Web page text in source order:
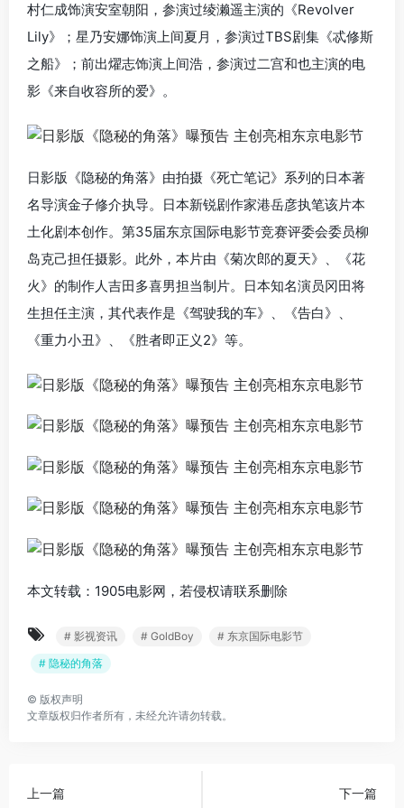
村仁成饰演安室朝阳，参演过绫濑遥主演的《Revolver
Lily》；星乃安娜饰演上间夏月，参演过TBS剧集《忒修斯
之船》；前出燿志饰演上间浩，参演过二宫和也主演的电
影《来自收容所的爱》。
日影版《隐秘的角落》由拍摄《死亡笔记》系列的日本著
名导演金子修介执导。日本新锐剧作家港岳彦执笔该片本
土化剧本创作。第35届东京国际电影节竞赛评委会委员柳
岛克己担任摄影。此外，本片由《菊次郎的夏天》、《花
火》的制作人吉田多喜男担当制片。日本知名演员冈田将
生担任主演，其代表作是《驾驶我的车》、《告白》、
《重力小丑》、《胜者即正义2》等。
本文转载：1905电影网，若侵权请联系删除
# 影视资讯 # GoldBoy
# 东京国际电影节
# 隐秘的角落
© 版权声明
文章版权归作者所有，未经允许请勿转载。
上一篇 下一篇